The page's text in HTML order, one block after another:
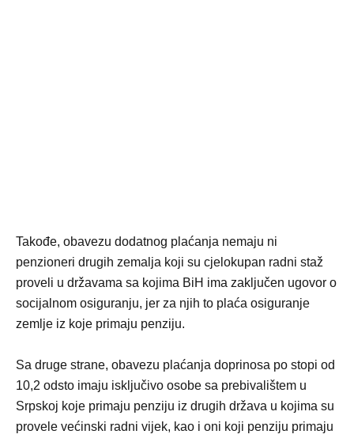
Takođe, obavezu dodatnog plaćanja nemaju ni
penzioneri drugih zemalja koji su cjelokupan radni staž
proveli u državama sa kojima BiH ima zaključen ugovor o
socijalnom osiguranju, jer za njih to plaća osiguranje
zemlje iz koje primaju penziju.
Sa druge strane, obavezu plaćanja doprinosa po stopi od
10,2 odsto imaju isključivo osobe sa prebivalištem u
Srpskoj koje primaju penziju iz drugih država u kojima su
provele većinski radni vijek, kao i oni koji penziju primaju